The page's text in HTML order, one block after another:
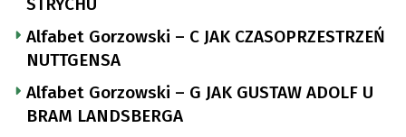
STRYCHU
Alfabet Gorzowski – C JAK CZASOPRZESTRZEŃ
NUTTGENSA
Alfabet Gorzowski – G JAK GUSTAW ADOLF U
BRAM LANDSBERGA